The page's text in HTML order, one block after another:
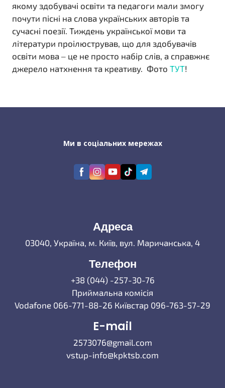
якому здобувачі освіти та педагоги мали змогу
почути пісні на слова українських авторів та
сучасні поезії. Тиждень української мови та
літератури проілюстрував, що для здобувачів
освіти мова – це не просто набір слів, а справжнє
джерело натхнення та креативу. Фото ТУТ!
Ми в соціальних мережах
Адреса
03040, Україна, м. Київ, вул. Маричанська, 4
Телефон
+38 (044) -257-30-76
Приймальна комісія
Vodafone 066-771-88-26 Київстар 096-763-57-29
E-mail
2573076@gmail.com
vstup-info@kpktsb.com